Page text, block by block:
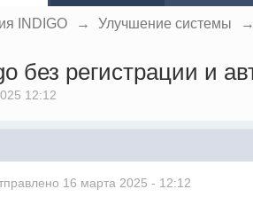
INDIGO → Улучшение системы →
без регистрации и
12:12
16 марта 2025 - 12:12